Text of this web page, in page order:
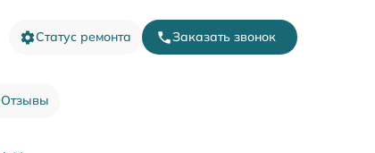
Статус ремонта Заказать звонок
Отзывы